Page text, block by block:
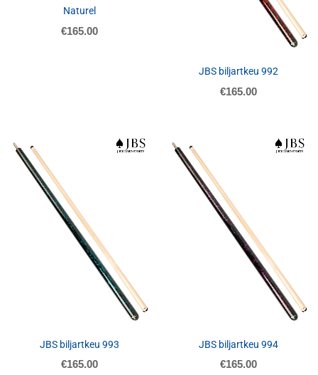
Naturel
€165.00
JBS biljartkeu 992
€165.00
JBS biljartkeu 993
€165.00
JBS biljartkeu 994
€165.00